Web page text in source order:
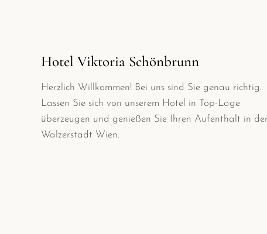
Hotel Viktoria Schönbrunn
Herzlich Willkommen! Bei uns sind Sie genau richtig.
Lassen Sie sich von unserem Hotel in Top-Lage
überzeugen und genießen Sie Ihren Aufenthalt in der
Walzerstadt Wien.